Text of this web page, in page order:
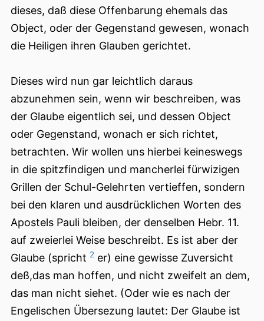
dieses, daß diese Offenbarung ehemals das
Object, oder der Gegenstand gewesen, wonach
die Heiligen ihren Glauben gerichtet.
Dieses wird nun gar leichtlich daraus
abzunehmen sein, wenn wir beschreiben, was
der Glaube eigentlich sei, und dessen Object
oder Gegenstand, wonach er sich richtet,
betrachten. Wir wollen uns hierbei keineswegs
in die spitzfindigen und mancherlei fürwizigen
Grillen der Schul-Gelehrten vertieffen, sondern
bei den klaren und ausdrücklichen Worten des
Apostels Pauli bleiben, der denselben Hebr. 11.
auf zweierlei Weise beschreibt. Es ist aber der
Glaube (spricht 2 er) eine gewisse Zuversicht
deß,das man hoffen, und nicht zweifelt an dem,
das man nicht siehet. (Oder wie es nach der
Engelischen Übersezung lautet: Der Glaube ist